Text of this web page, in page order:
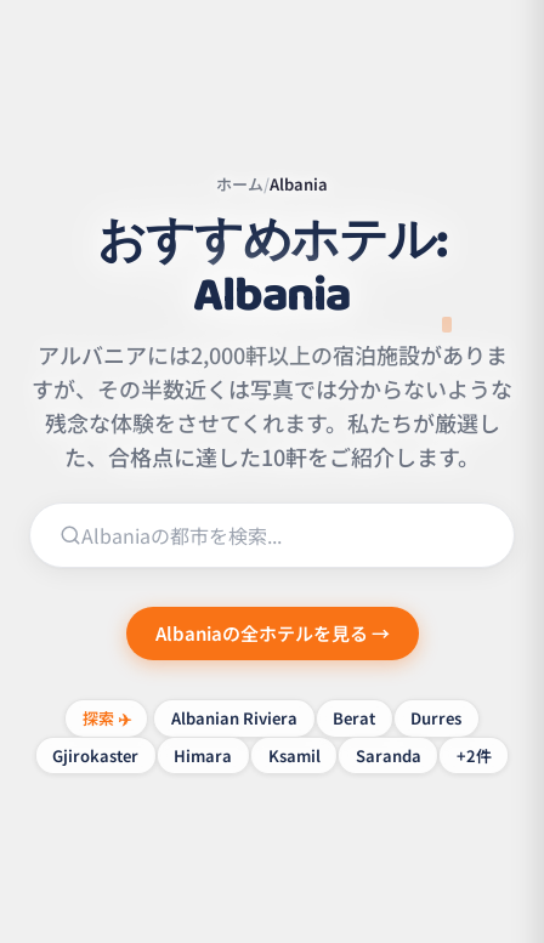
Leaflet |©
OpenStreetMap
contributors | ©
CARTO
ホーム/Albania
おすすめホテル:
Albania
アルバニアには2,000軒以上の宿泊施設がありま
すが、その半数近くは写真では分からないような
残念な体験をさせてくれます。私たちが厳選し
た、合格点に達した10軒をご紹介します。
Albaniaの全ホテルを見る →
探索 ✈️ Albanian Riviera Berat
Durres
Gjirokaster
Himara Ksamil Saranda +2件